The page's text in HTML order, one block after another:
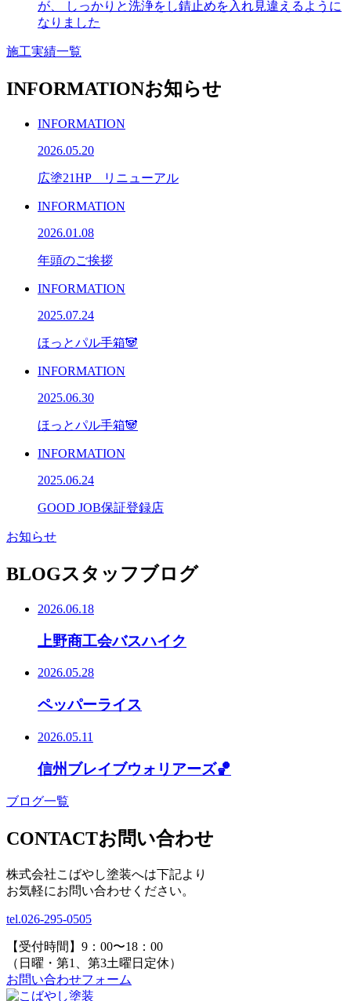
が、 しっかりと洗浄をし錆止めを入れ見違えるように
なりました
施工実績一覧
INFORMATIONお知らせ
INFORMATION
2026.05.20
広塗21HP リニューアル
INFORMATION
2026.01.08
年頭のご挨拶
INFORMATION
2025.07.24
ほっとパル手箱🐼
INFORMATION
2025.06.30
ほっとパル手箱🐼
INFORMATION
2025.06.24
GOOD JOB保証登録店
お知らせ
BLOGスタッフブログ
2026.06.18
上野商工会バスハイク
2026.05.28
ペッパーライス
2026.05.11
信州ブレイブウォリアーズ🏀
ブログ一覧
CONTACTお問い合わせ
株式会社こばやし塗装へは下記より
お気軽にお問い合わせください。
tel.026-295-0505
【受付時間】9：00〜18：00
（日曜・第1、第3土曜日定休）
お問い合わせフォーム